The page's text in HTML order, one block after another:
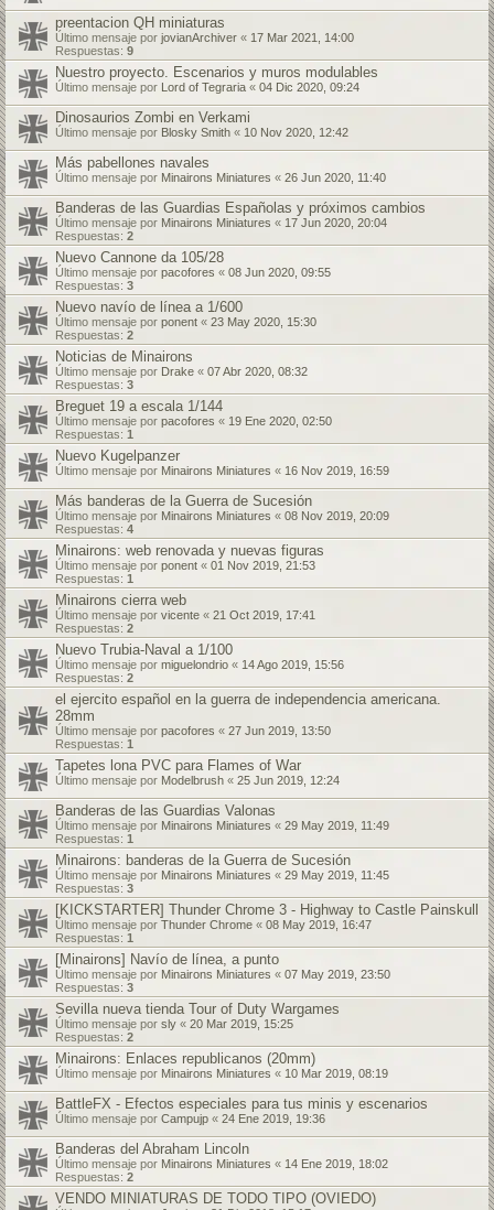
preentacion QH miniaturas
Último mensaje por jovianArchiver « 17 Mar 2021, 14:00
Respuestas: 9
Nuestro proyecto. Escenarios y muros modulables
Último mensaje por Lord of Tegraria « 04 Dic 2020, 09:24
Dinosaurios Zombi en Verkami
Último mensaje por Blosky Smith « 10 Nov 2020, 12:42
Más pabellones navales
Último mensaje por Minairons Miniatures « 26 Jun 2020, 11:40
Banderas de las Guardias Españolas y próximos cambios
Último mensaje por Minairons Miniatures « 17 Jun 2020, 20:04
Respuestas: 2
Nuevo Cannone da 105/28
Último mensaje por pacofores « 08 Jun 2020, 09:55
Respuestas: 3
Nuevo navío de línea a 1/600
Último mensaje por ponent « 23 May 2020, 15:30
Respuestas: 2
Noticias de Minairons
Último mensaje por Drake « 07 Abr 2020, 08:32
Respuestas: 3
Breguet 19 a escala 1/144
Último mensaje por pacofores « 19 Ene 2020, 02:50
Respuestas: 1
Nuevo Kugelpanzer
Último mensaje por Minairons Miniatures « 16 Nov 2019, 16:59
Más banderas de la Guerra de Sucesión
Último mensaje por Minairons Miniatures « 08 Nov 2019, 20:09
Respuestas: 4
Minairons: web renovada y nuevas figuras
Último mensaje por ponent « 01 Nov 2019, 21:53
Respuestas: 1
Minairons cierra web
Último mensaje por vicente « 21 Oct 2019, 17:41
Respuestas: 2
Nuevo Trubia-Naval a 1/100
Último mensaje por miguelondrio « 14 Ago 2019, 15:56
Respuestas: 2
el ejercito español en la guerra de independencia americana.
28mm
Último mensaje por pacofores « 27 Jun 2019, 13:50
Respuestas: 1
Tapetes lona PVC para Flames of War
Último mensaje por Modelbrush « 25 Jun 2019, 12:24
Banderas de las Guardias Valonas
Último mensaje por Minairons Miniatures « 29 May 2019, 11:49
Respuestas: 1
Minairons: banderas de la Guerra de Sucesión
Último mensaje por Minairons Miniatures « 29 May 2019, 11:45
Respuestas: 3
[KICKSTARTER] Thunder Chrome 3 - Highway to Castle Painskull
Último mensaje por Thunder Chrome « 08 May 2019, 16:47
Respuestas: 1
[Minairons] Navío de línea, a punto
Último mensaje por Minairons Miniatures « 07 May 2019, 23:50
Respuestas: 3
Sevilla nueva tienda Tour of Duty Wargames
Último mensaje por sly « 20 Mar 2019, 15:25
Respuestas: 2
Minairons: Enlaces republicanos (20mm)
Último mensaje por Minairons Miniatures « 10 Mar 2019, 08:19
BattleFX - Efectos especiales para tus minis y escenarios
Último mensaje por Campujp « 24 Ene 2019, 19:36
Banderas del Abraham Lincoln
Último mensaje por Minairons Miniatures « 14 Ene 2019, 18:02
Respuestas: 2
VENDO MINIATURAS DE TODO TIPO (OVIEDO)